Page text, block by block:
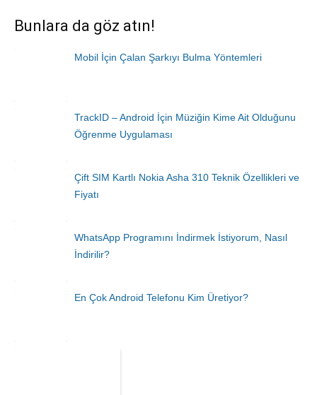
Bunlara da göz atın!
Mobil İçin Çalan Şarkıyı Bulma Yöntemleri
TrackID – Android İçin Müziğin Kime Ait Olduğunu
Öğrenme Uygulaması
Çift SIM Kartlı Nokia Asha 310 Teknik Özellikleri ve
Fiyatı
WhatsApp Programını İndirmek İstiyorum, Nasıl
İndirilir?
En Çok Android Telefonu Kim Üretiyor?